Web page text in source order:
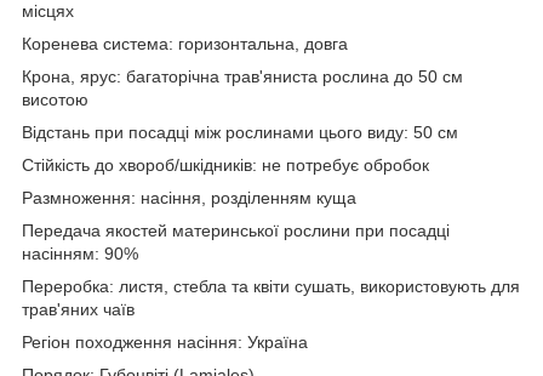
місцях
Коренева система: горизонтальна, довга
Крона, ярус: багаторічна трав'яниста рослина до 50 см
висотою
Відстань при посадці між рослинами цього виду: 50 см
Стійкість до хвороб/шкідників: не потребує обробок
Размноження: насіння, розділенням куща
Передача якостей материнської рослини при посадці
насінням: 90%
Переробка: листя, стебла та квіти сушать, використовують для
трав'яних чаїв
Регіон походження насіння: Україна